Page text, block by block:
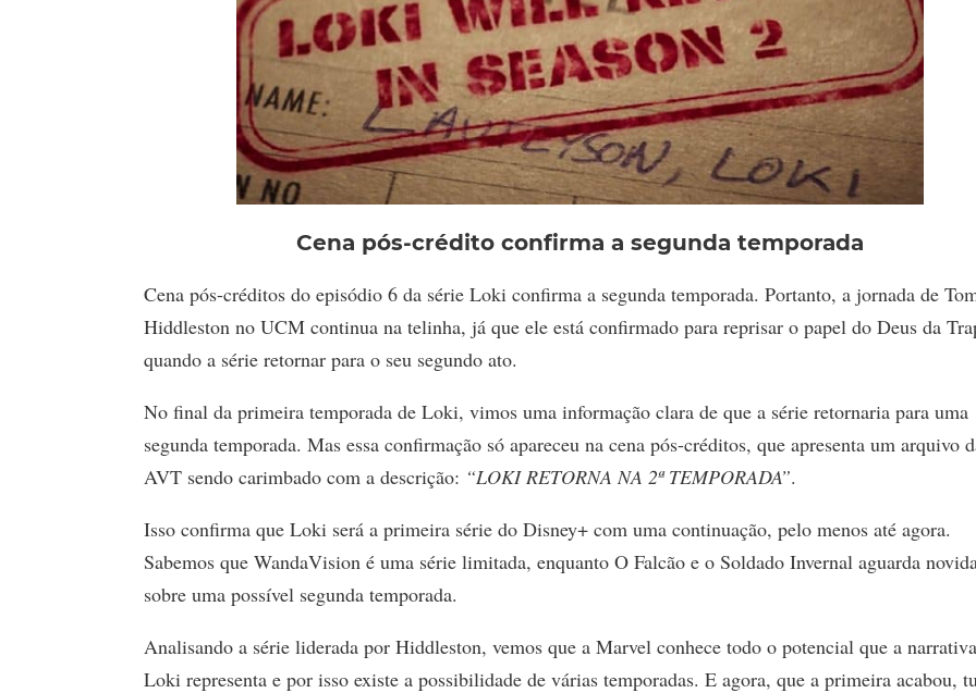
Cena pós-crédito confirma a segunda temporada
Cena pós-créditos do episódio 6 da série Loki confirma a segunda temporada. Portanto, a jornada de
Hiddleston no UCM continua na telinha, já que ele está confirmado para reprisar o papel do Deus da
quando a série retornar para o seu segundo ato.
No final da primeira temporada de Loki, vimos uma informação clara de que a série retornaria para uma
segunda temporada. Mas essa confirmação só apareceu na cena pós-créditos, que apresenta um arquivo
AVT sendo carimbado com a descrição: “LOKI RETORNA NA 2ª TEMPORADA”.
Isso confirma que Loki será a primeira série do Disney+ com uma continuação, pelo menos até agora.
Sabemos que WandaVision é uma série limitada, enquanto O Falcão e o Soldado Invernal aguarda
sobre uma possível segunda temporada.
Analisando a série liderada por Hiddleston, vemos que a Marvel conhece todo o potencial que a
Loki representa e por isso existe a possibilidade de várias temporadas. E agora, que a primeira acabou,